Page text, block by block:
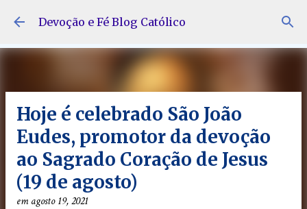
Pular para o conteúdo principal
Devoção e Fé Blog Católico
Hoje é celebrado São João
Eudes, promotor da devoção
ao Sagrado Coração de Jesus
(19 de agosto)
emagosto 19, 2021